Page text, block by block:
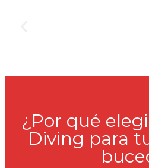
¿Por qué
Diving para